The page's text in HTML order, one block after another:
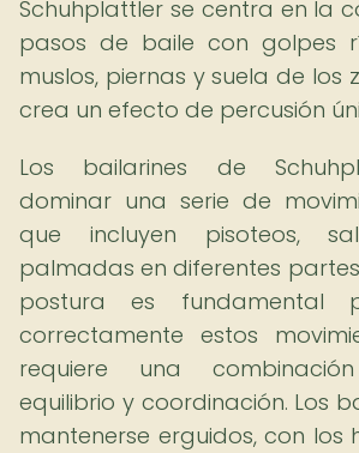
Schuhplattler se centra en la
pasos de baile con golpes
muslos, piernas y suela de los
crea un efecto de percusión
Los bailarines de
dominar una serie de
que incluyen pisoteos,
palmadas en diferentes
postura es fundamental
correctamente estos
requiere una
equilibrio y coordinación. Los
mantenerse erguidos, con los